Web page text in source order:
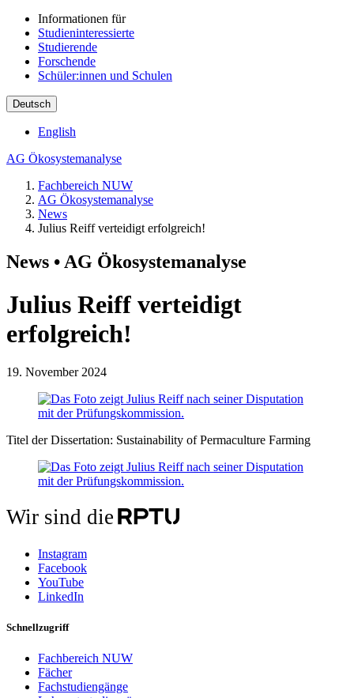
Informationen für
Studieninteressierte
Studierende
Forschende
Schüler:innen und Schulen
Deutsch
English
AG Ökosystemanalyse
Fachbereich NUW
AG Ökosystemanalyse
News
Julius Reiff verteidigt erfolgreich!
News • AG Ökosystemanalyse
Julius Reiff verteidigt
erfolgreich!
19. November 2024
Titel der Dissertation: Sustainability of Permaculture Farming
Wir sind die
Instagram
Facebook
YouTube
LinkedIn
Schnellzugriff
Fachbereich NUW
Fächer
Fachstudiengänge